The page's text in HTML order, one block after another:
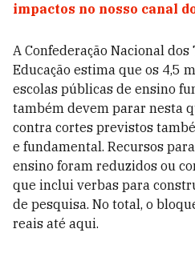
impactos no nosso canal
A Confederação Nacional
Educação estima que os 4,5
escolas públicas de ensino
também devem parar nesta
contra cortes previstos
e fundamental. Recursos
ensino foram reduzidos ou
que inclui verbas para
de pesquisa. No total, o
reais até aqui.